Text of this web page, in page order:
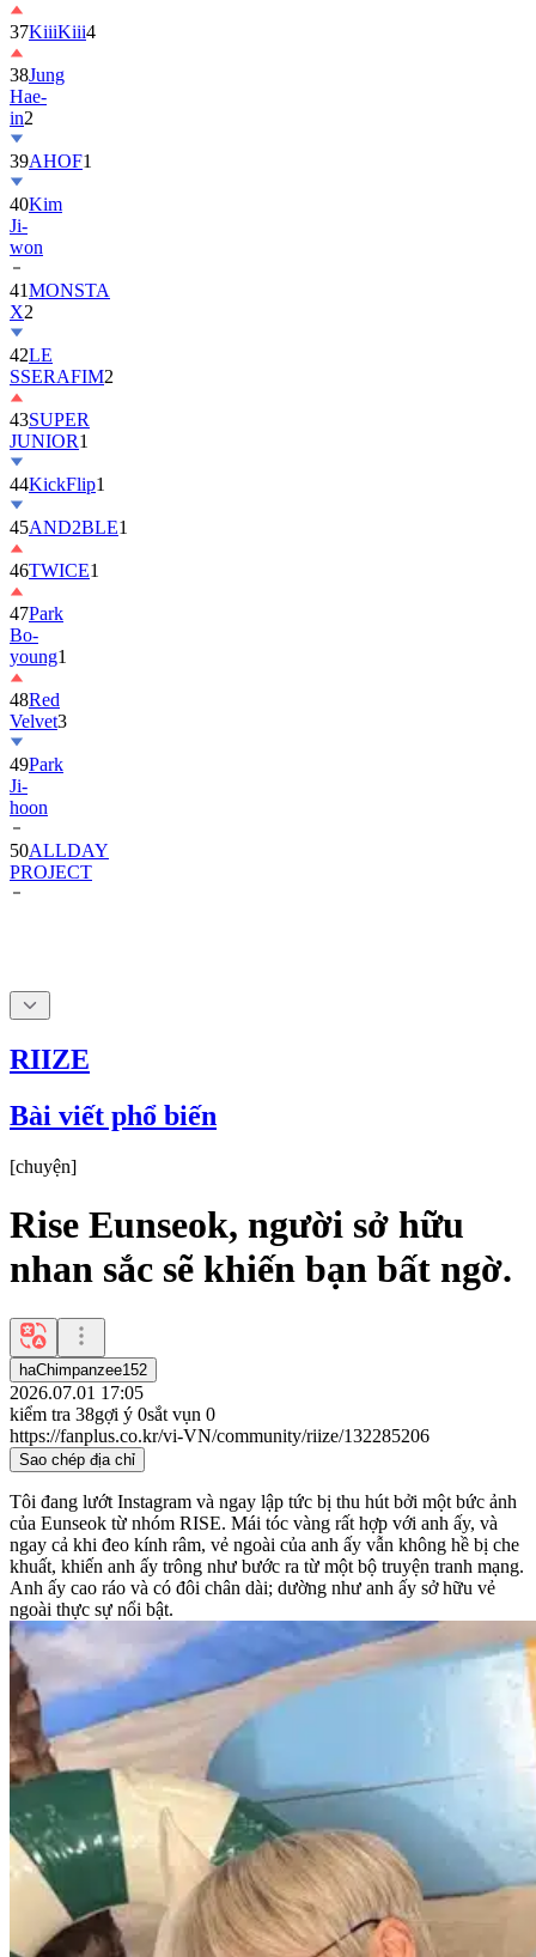
37KiiiKiii4
38Jung
Hae-
in2
39AHOF1
40Kim
Ji-
won
41MONSTA
X2
42LE
SSERAFIM2
43SUPER
JUNIOR1
44KickFlip1
45AND2BLE1
46TWICE1
47Park
Bo-
young1
48Red
Velvet3
49Park
Ji-
hoon
50ALLDAY
PROJECT
RIIZE
Bài viết phổ biến
[chuyện]
Rise Eunseok, người sở hữu
nhan sắc sẽ khiến bạn bất ngờ.
haChimpanzee152
2026.07.01 17:05
kiểm tra 38gợi ý 0sắt vụn 0
https://fanplus.co.kr/vi-VN/community/riize/132285206
Sao chép địa chỉ
Tôi đang lướt Instagram và ngay lập tức bị thu hút bởi một bức ảnh
của Eunseok từ nhóm RISE. Mái tóc vàng rất hợp với anh ấy, và
ngay cả khi đeo kính râm, vẻ ngoài của anh ấy vẫn không hề bị che
khuất, khiến anh ấy trông như bước ra từ một bộ truyện tranh mạng.
Anh ấy cao ráo và có đôi chân dài; dường như anh ấy sở hữu vẻ
ngoài thực sự nổi bật.